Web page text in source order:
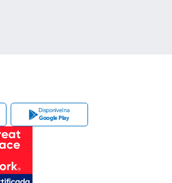
Disponível na
Google Play